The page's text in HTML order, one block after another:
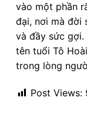
vào một phần
đại, nơi mà đời
và đầy sức
tên tuổi Tô
trong lòng
Post Views: